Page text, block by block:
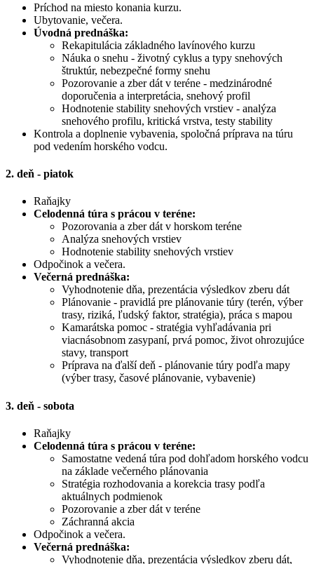
Príchod na miesto konania kurzu.
Ubytovanie, večera.
Úvodná prednáška:
Rekapitulácia základného lavínového kurzu
Náuka o snehu - životný cyklus a typy snehových
štruktúr, nebezpečné formy snehu
Pozorovanie a zber dát v teréne - medzinárodné
doporučenia a interpretácia, snehový profil
Hodnotenie stability snehových vrstiev - analýza
snehového profilu, kritická vrstva, testy stability
Kontrola a doplnenie vybavenia, spoločná príprava na túru
pod vedením horského vodcu.
2. deň - piatok
Raňajky
Celodenná túra s prácou v teréne:
Pozorovania a zber dát v horskom teréne
Analýza snehových vrstiev
Hodnotenie stability snehových vrstiev
Odpočinok a večera.
Večerná prednáška:
Vyhodnotenie dňa, prezentácia výsledkov zberu dát
Plánovanie - pravidlá pre plánovanie túry (terén, výber
trasy, riziká, ľudský faktor, stratégia), práca s mapou
Kamarátska pomoc - stratégia vyhľadávania pri
viacnásobnom zasypaní, prvá pomoc, život ohrozujúce
stavy, transport
Príprava na ďalší deň - plánovanie túry podľa mapy
(výber trasy, časové plánovanie, vybavenie)
3. deň - sobota
Raňajky
Celodenná túra s prácou v teréne:
Samostatne vedená túra pod dohľadom horského vodcu
na základe večerného plánovania
Stratégia rozhodovania a korekcia trasy podľa
aktuálnych podmienok
Pozorovanie a zber dát v teréne
Záchranná akcia
Odpočinok a večera.
Večerná prednáška:
Vyhodnotenie dňa, prezentácia výsledkov zberu dát,